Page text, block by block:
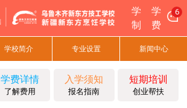
学
制
学
费
6
学校简介 专业设置 新闻中心
学费详情
了解费用
入学须知
报名指南
短期培训
创业帮扶